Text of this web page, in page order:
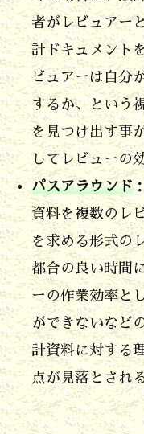
ビ
ュ
ー
参
加
者
の
選
定
方
法
や
選
定
基
準
者がレビュアー
計ドキュメント
ビュアーは自分
するか、という
を見つけ出す事
してレビューの
パスアラウンド
資料を複数のレ
を求める形式の
都合の良い時間
ーの作業効率と
ができないなど
計資料に対する
点が見落とされ